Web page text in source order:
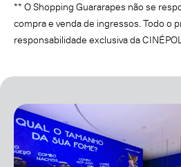
** O Shopping Guararapes não se
compra e venda de ingressos. Todo o
responsabilidade exclusiva da